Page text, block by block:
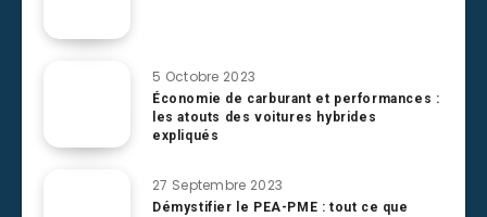
5 Octobre 2023
Économie de carburant et performances :
les atouts des voitures hybrides
expliqués
27 Septembre 2023
Démystifier le PEA-PME : tout ce que